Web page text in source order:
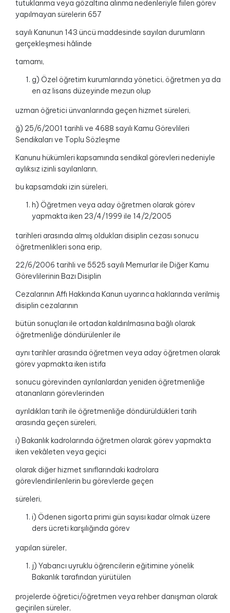
tutuklanma veya gözaltına alınma nedenleriyle fiilen görev
yapılmayan sürelerin 657
sayılı Kanunun 143 üncü maddesinde sayılan durumların
gerçekleşmesi hâlinde
tamamı,
g) Özel öğretim kurumlarında yönetici, öğretmen ya da
en az lisans düzeyinde mezun olup
uzman öğretici ünvanlarında geçen hizmet süreleri,
ğ) 25/6/2001 tarihli ve 4688 sayılı Kamu Görevlileri
Sendikaları ve Toplu Sözleşme
Kanunu hükümleri kapsamında sendikal görevleri nedeniyle
aylıksız izinli sayılanların,
bu kapsamdaki izin süreleri,
h) Öğretmen veya aday öğretmen olarak görev
yapmakta iken 23/4/1999 ile 14/2/2005
tarihleri arasında almış oldukları disiplin cezası sonucu
öğretmenlikleri sona erip,
22/6/2006 tarihli ve 5525 sayılı Memurlar ile Diğer Kamu
Görevlilerinin Bazı Disiplin
Cezalarının Affı Hakkında Kanun uyarınca haklarında verilmiş
disiplin cezalarının
bütün sonuçları ile ortadan kaldırılmasına bağlı olarak
öğretmenliğe döndürülenler ile
aynı tarihler arasında öğretmen veya aday öğretmen olarak
görev yapmakta iken istifa
sonucu görevinden ayrılanlardan yeniden öğretmenliğe
atananların görevlerinden
ayrıldıkları tarih ile öğretmenliğe döndürüldükleri tarih
arasında geçen süreleri,
ı) Bakanlık kadrolarında öğretmen olarak görev yapmakta
iken vekâleten veya geçici
olarak diğer hizmet sınıflarındaki kadrolara
görevlendirilenlerin bu görevlerde geçen
süreleri,
i) Ödenen sigorta primi gün sayısı kadar olmak üzere
ders ücreti karşılığında görev
yapılan süreler,
j) Yabancı uyruklu öğrencilerin eğitimine yönelik
Bakanlık tarafından yürütülen
projelerde öğretici/öğretmen veya rehber danışman olarak
geçirilen süreler,